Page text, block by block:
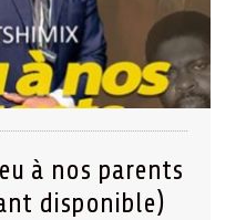
à nos parents
disponible)